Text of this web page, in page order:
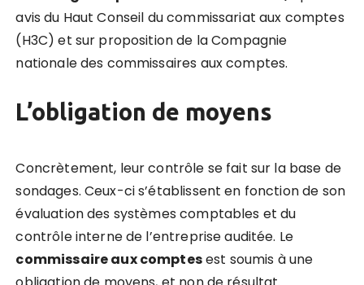
avis du Haut Conseil du commissariat aux comptes
(H3C) et sur proposition de la Compagnie
nationale des commissaires aux comptes.
L’obligation de moyens
Concrètement, leur contrôle se fait sur la base de
sondages. Ceux-ci s’établissent en fonction de son
évaluation des systèmes comptables et du
contrôle interne de l’entreprise auditée. Le
commissaire aux comptesest soumis à une